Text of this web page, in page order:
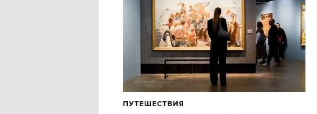
ПУТЕШЕСТВИЯ